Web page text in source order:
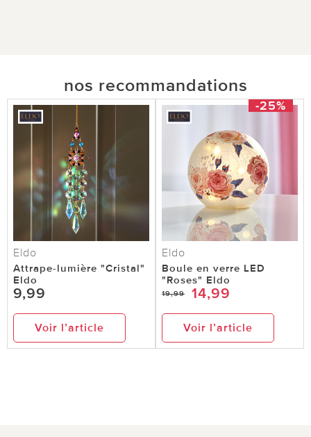
nos recommandations
Eldo
Attrape-lumière "Cristal"
Eldo
9,99
Voir l’article
-25%
Eldo
Boule en verre LED
"Roses" Eldo
19,99 14,99
Voir l’article